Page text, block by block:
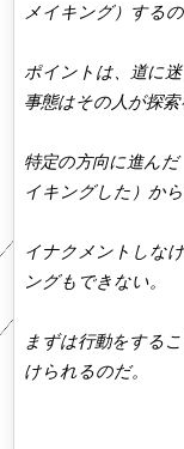
メイキング）するの
ポイントは、道に
事態はその人が探索
特定の方向に進ん
イキングした）か
イナクメントしな
ングもできない。
まずは行動をする
けられるのだ。